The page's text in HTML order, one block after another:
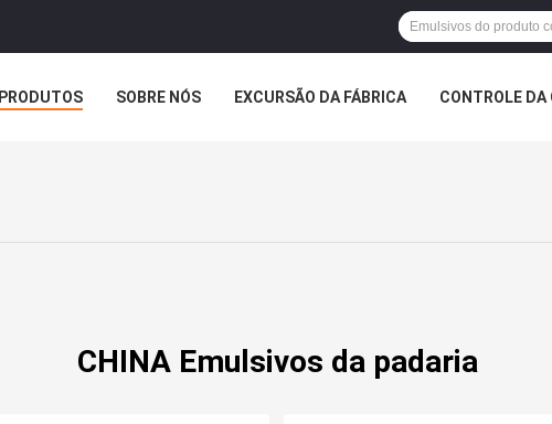
PRODUTOS SOBRE NÓS EXCURSÃO DA FÁBRICA CONTROLE DA
CHINA Emulsivos da padaria